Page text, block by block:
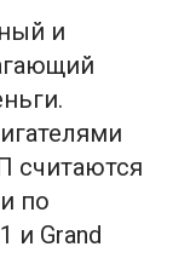
и
считаются
по
и Grand